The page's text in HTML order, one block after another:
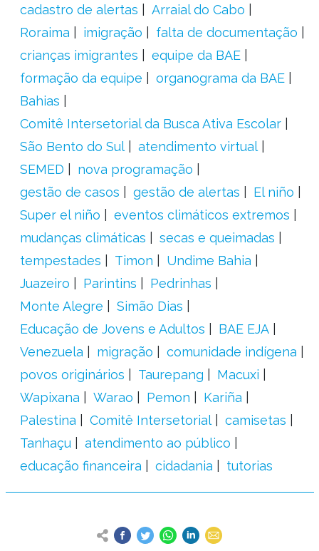
cadastro de alertas
Arraial do Cabo
Roraima
imigração
falta de documentação
crianças imigrantes
equipe da BAE
formação da equipe
organograma da BAE
Bahias
Comitê Intersetorial da Busca Ativa Escolar
São Bento do Sul
atendimento virtual
SEMED
nova programação
gestão de casos
gestão de alertas
El niño
Super el niño
eventos climáticos extremos
mudanças climáticas
secas e queimadas
tempestades
Timon
Undime Bahia
Juazeiro
Parintins
Pedrinhas
Monte Alegre
Simão Dias
Educação de Jovens e Adultos
BAE EJA
Venezuela
migração
comunidade indígena
povos originários
Taurepang
Macuxi
Wapixana
Warao Pemon
Kariña
Palestina
Comitê Intersetorial
camisetas
Tanhaçu
atendimento ao público
educação financeira
cidadania tutorias